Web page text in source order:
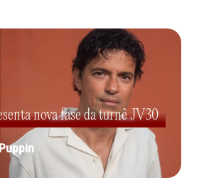
nova fase da turnê JV30